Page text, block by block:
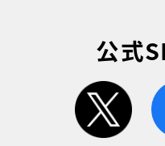
公式